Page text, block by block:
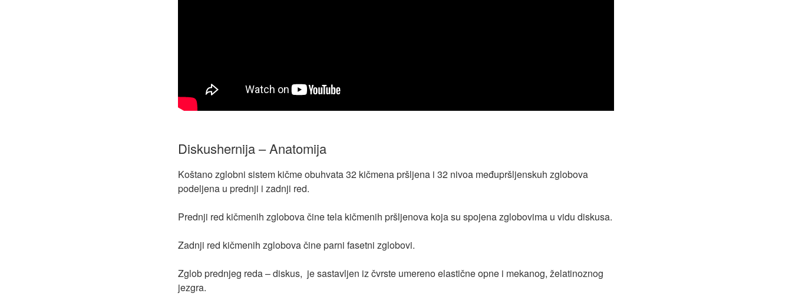
Diskushernija – Anatomija
Koštano zglobni sistem kičme obuhvata 32 kičmena pršljena i 32 nivoa međupršljenskuh zglobova
podeljena u prednji i zadnji red.
Prednji red kičmenih zglobova čine tela kičmenih pršljenova koja su spojena zglobovima u vidu diskusa.
Zadnji red kičmenih zglobova čine parni fasetni zglobovi.
Zglob prednjeg reda – diskus, je sastavljen iz čvrste umereno elastične opne i mekanog, želatinoznog
jezgra.